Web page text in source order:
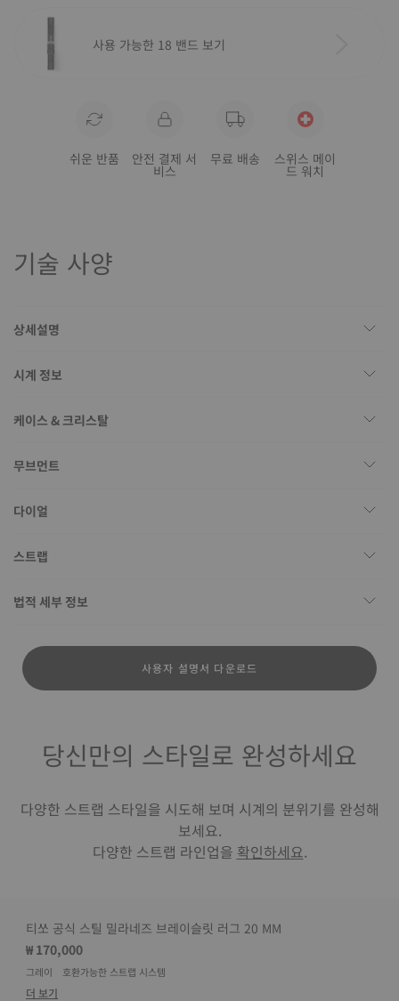
사용 가능한 18 밴드 보기
쉬운 반품 안전 결제 서
비스
무료 배송 스위스 메이
드 워치
기술 사양
상세설명
시계 정보
케이스 & 크리스탈
무브먼트
다이얼
스트랩
법적 세부 정보
사용자 설명서 다운로드
당신만의 스타일로 완성하세요
다양한 스트랩 스타일을 시도해 보며 시계의 분위기를 완성해
보세요.
다양한 스트랩 라인업을 확인하세요.
티쏘 공식 스틸 밀라네즈 브레이슬릿 러그 20 MM
₩ 170,000
그레이 호환가능한 스트랩 시스템
더 보기